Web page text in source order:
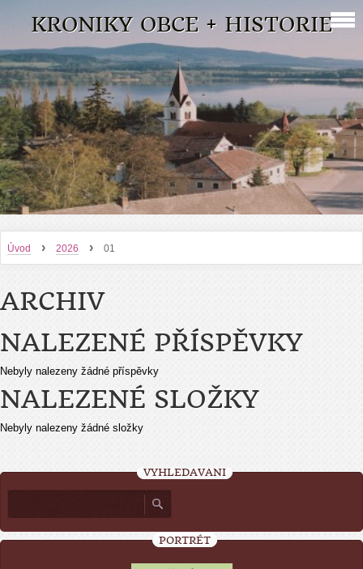
KRONIKY OBCE + HISTORIE
Úvod › 2026 › 01
ARCHIV
NALEZENÉ PŘÍSPĚVKY
Nebyly nalezeny žádné příspěvky
NALEZENÉ SLOŽKY
Nebyly nalezeny žádné složky
VYHLEDÁVÁNÍ
PORTRÉT